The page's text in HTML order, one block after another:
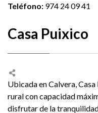
Teléfono: 974 24 09 41
Casa Puixico
Ubicada en Calvera,
rural con capacidad
disfrutar de la